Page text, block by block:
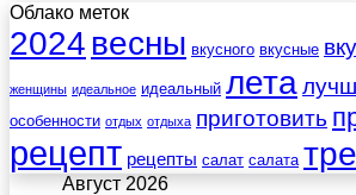
Облако меток
2024 весны вкусного вкусные
женщины идеальное идеальный лета
особенности отдых отдыха приготовить
рецепт рецепты салат салата
Август 2026